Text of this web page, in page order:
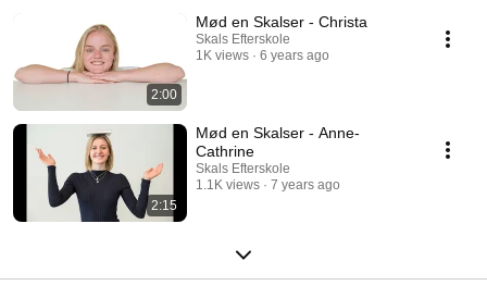
2:00
Mød en Skalser - Christa
Skals Efterskole
1K views
6 years ago
2:15
Mød en Skalser - Anne-
Cathrine
Skals Efterskole
1.1K views
7 years ago